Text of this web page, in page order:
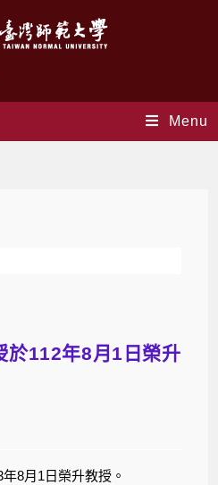
Menu
於112年8月1日榮升
8月1日榮升教授。